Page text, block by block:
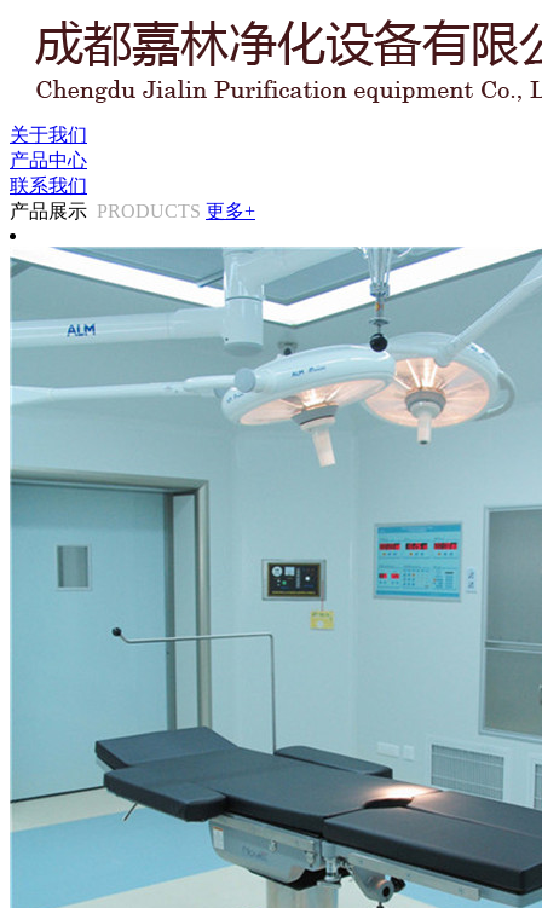
关于我们
产品中心
联系我们
产品展示 PRODUCTS 更多+